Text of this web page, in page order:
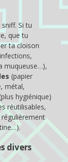
Si tu
que tu
ta cloison
muqueuse…),
(papier
métal,
hygiénique)
réutilisables,
divers